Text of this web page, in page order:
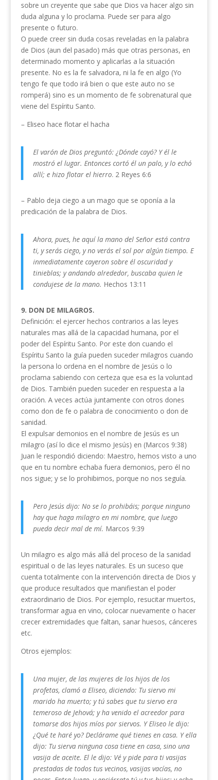
sobre un creyente que sabe que Dios va hacer algo sin
duda alguna y lo proclama. Puede ser para algo
presente o futuro.
O puede creer sin duda cosas reveladas en la palabra
de Dios (aun del pasado) más que otras personas, en
determinado momento y aplicarlas a la situación
presente. No es la fe salvadora, ni la fe en algo (Yo
tengo fe que todo irá bien o que este auto no se
romperá) sino es un momento de fe sobrenatural que
viene del Espíritu Santo.
– Eliseo hace flotar el hacha
El varón de Dios preguntó: ¿Dónde cayó? Y él le
mostró el lugar. Entonces cortó él un palo, y lo echó
allí; e hizo flotar el hierro. 2 Reyes 6:6
– Pablo deja ciego a un mago que se oponía a la
predicación de la palabra de Dios.
Ahora, pues, he aquí la mano del Señor está contra
ti, y serás ciego, y no verás el sol por algún tiempo. E
inmediatamente cayeron sobre él oscuridad y
tinieblas; y andando alrededor, buscaba quien le
condujese de la mano. Hechos 13:11
9. DON DE MILAGROS.
Definición: el ejercer hechos contrarios a las leyes
naturales mas allá de la capacidad humana, por el
poder del Espíritu Santo. Por este don cuando el
Espíritu Santo la guía pueden suceder milagros cuando
la persona lo ordena en el nombre de Jesús o lo
proclama sabiendo con certeza que esa es la voluntad
de Dios. También pueden suceder en respuesta a la
oración. A veces actúa juntamente con otros dones
como don de fe o palabra de conocimiento o don de
sanidad.
El expulsar demonios en el nombre de Jesús es un
milagro (así lo dice el mismo Jesús) en (Marcos 9:38)
Juan le respondió diciendo: Maestro, hemos visto a uno
que en tu nombre echaba fuera demonios, pero él no
nos sigue; y se lo prohibimos, porque no nos seguía.
Pero Jesús dijo: No se lo prohibáis; porque ninguno
hay que haga milagro en mi nombre, que luego
pueda decir mal de mí. Marcos 9:39
Un milagro es algo más allá del proceso de la sanidad
espiritual o de las leyes naturales. Es un suceso que
cuenta totalmente con la intervención directa de Dios y
que produce resultados que manifiestan el poder
extraordinario de Dios. Por ejemplo, resucitar muertos,
transformar agua en vino, colocar nuevamente o hacer
crecer extremidades que faltan, sanar huesos, cánceres
etc.
Otros ejemplos:
Una mujer, de las mujeres de los hijos de los
profetas, clamó a Eliseo, diciendo: Tu siervo mi
marido ha muerto; y tú sabes que tu siervo era
temeroso de Jehová; y ha venido el acreedor para
tomarse dos hijos míos por siervos. Y Eliseo le dijo:
¿Qué te haré yo? Declárame qué tienes en casa. Y ella
dijo: Tu sierva ninguna cosa tiene en casa, sino una
vasija de aceite. El le dijo: Vé y pide para ti vasijas
prestadas de todos tus vecinos, vasijas vacías, no